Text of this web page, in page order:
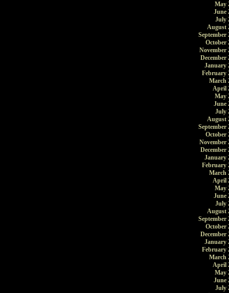
May
June
July
August
September
October
November
December
January
February
March
April
May
June
July
August
September
October
November
December
January
February
March
April
May
June
July
August
September
October
December
January
February
March
April
May
June
July